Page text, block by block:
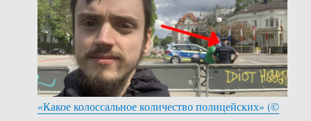
«Какое колоссальное количество полицейских» (©️